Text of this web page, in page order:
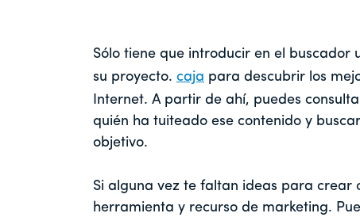
Sólo tiene que introducir en el
su proyecto. caja para descubrir los
Internet. A partir de ahí, puedes
quién ha tuiteado ese contenido y
objetivo.
Si alguna vez te faltan ideas para crear
herramienta y recurso de marketing.